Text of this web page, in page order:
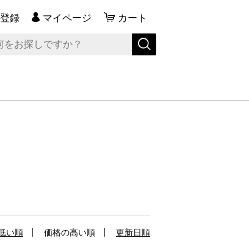
録 マイページ カート
い順 価格の高い順 更新日順